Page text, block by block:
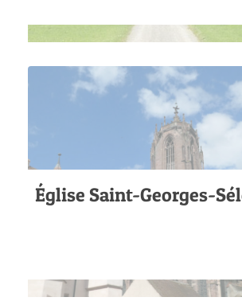
Église Saint-Georges-